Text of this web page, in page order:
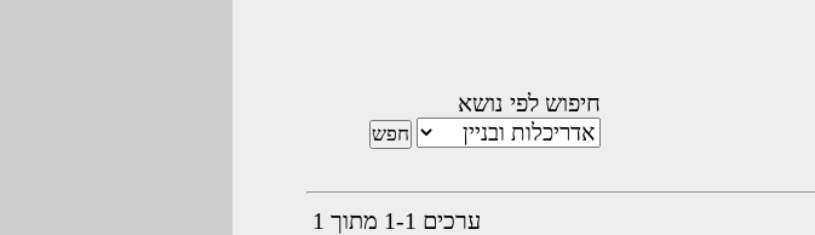
חיפוש לפי נושא
ערכים 1-1 מתוך 1